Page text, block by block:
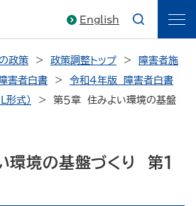
English
政策 政策調整トップ
障害者施
障害者白書
令和４年版 障害者白書
形式）
第５章 住みよい環境の基盤
境の基盤づくり 第１